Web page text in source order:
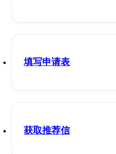
填写申请表
获取推荐信